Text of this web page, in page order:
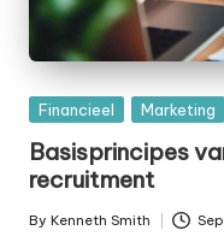
Posted
Financieel Marketing
Basisprincipes
recruitment
Posted
By Kenneth Smith